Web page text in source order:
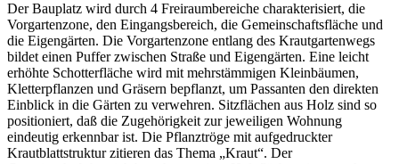
Der Bauplatz wird durch 4 Freiraumbereiche charakterisiert, die
Vorgartenzone, den Eingangsbereich, die Gemeinschaftsfläche und
die Eigengärten. Die Vorgartenzone entlang des Krautgartenwegs
bildet einen Puffer zwischen Straße und Eigengärten. Eine leicht
erhöhte Schotterfläche wird mit mehrstämmigen Kleinbäumen,
Kletterpflanzen und Gräsern bepflanzt, um Passanten den direkten
Einblick in die Gärten zu verwehren. Sitzflächen aus Holz sind so
positioniert, daß die Zugehörigkeit zur jeweiligen Wohnung
eindeutig erkennbar ist. Die Pflanztröge mit aufgedruckter
Krautblattstruktur zitieren das Thema „Kraut“. Der